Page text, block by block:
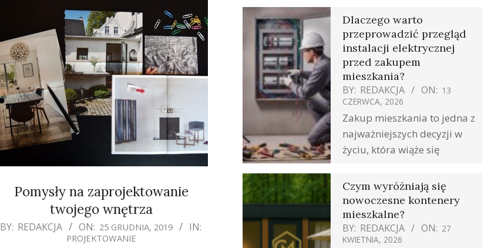
Pomysły na zaprojektowanie
twojego wnętrza
2019-
BY: REDAKCJA ON: 25 GRUDNIA, 2019 IN:
PROJEKTOWANIE
Dlaczego warto
przeprowadzić przegląd
instalacji elektrycznej
przed zakupem
mieszkania?
BY: REDAKCJA ON: 13
CZERWCA, 2026
Zakup mieszkania to jedna z
najważniejszych decyzji w
życiu, która wiąże się
Czym wyróżniają się
nowoczesne kontenery
mieszkalne?
BY: REDAKCJA ON: 27
KWIETNIA, 2026